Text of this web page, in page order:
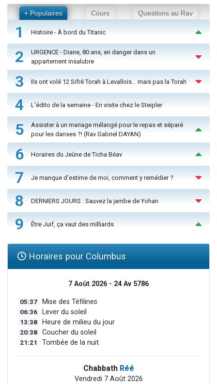
+ Populaires Cours Questions au Rav
1 Histoire - À bord du Titanic
2
URGENCE - Diane, 80 ans, en danger dans un
appartement insalubre
3 Ils ont volé 12 Sifré Torah à Levallois… mais pas la Torah
4 L'édito de la semaine - En visite chez le Steipler
5
Assister à un mariage mélangé pour le repas et séparé
pour les danses ?! (Rav Gabriel DAYAN)
6 Horaires du Jeûne de Ticha Béav
7 Je manque d'estime de moi, comment y remédier ?
8 DERNIERS JOURS : Sauvez la jambe de Yohan
9 Être Juif, ça vaut des milliards
Horaires pour Columbus
7 Août 2026 - 24 Av 5786
05:37 Mise des Téfilines
06:36 Lever du soleil
13:38 Heure de milieu du jour
20:38 Coucher du soleil
21:21 Tombée de la nuit
Chabbath Réé
Vendredi 7 Août 2026